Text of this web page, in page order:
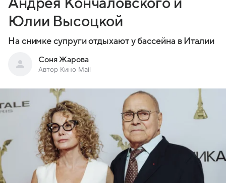
Юлии Высоцкой
На снимке супруги отдыхают у бассейна в Италии
Соня Жарова
Автор Кино Mail